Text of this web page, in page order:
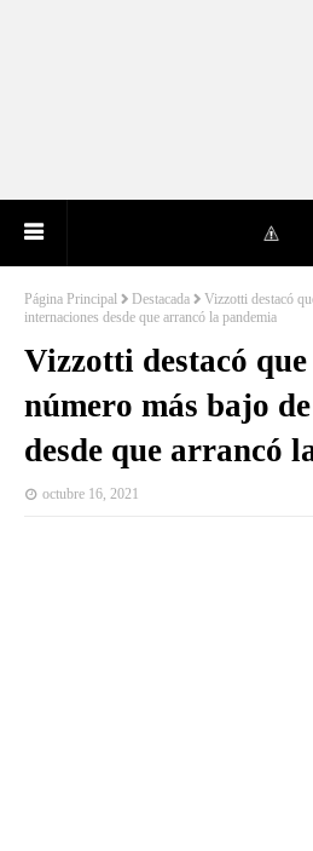
Página Principal Destacada
Vizzotti destacó
internaciones desde que arrancó la pandemia
Vizzotti destacó
número más bajo
desde que arrancó
octubre 16, 2021